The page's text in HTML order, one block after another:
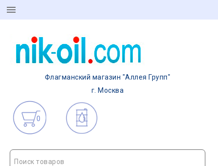
Флагманский магазин "Аллея Групп"
г. Москва
0
Поиск товаров